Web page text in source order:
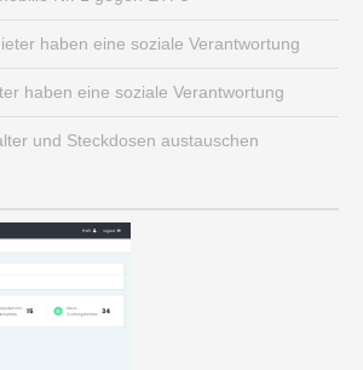
haben eine soziale Verantwortung
haben eine soziale Verantwortung
und Steckdosen austauschen